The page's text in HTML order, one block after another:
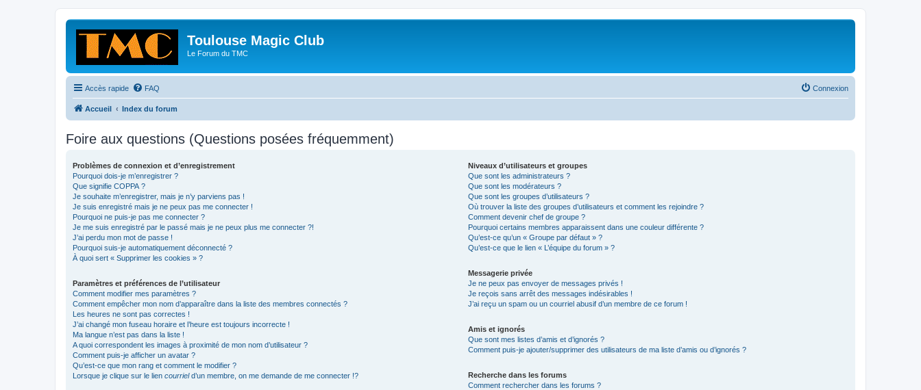
Toulouse Magic Club
Le Forum du TMC
Accès rapide FAQ Connexion
Accueil Index du forum
Foire aux questions (Questions posées fréquemment)
Problèmes de connexion et d’enregistrement
Pourquoi dois-je m’enregistrer ?
Que signifie COPPA ?
Je souhaite m’enregistrer, mais je n’y parviens pas !
Je suis enregistré mais je ne peux pas me connecter !
Pourquoi ne puis-je pas me connecter ?
Je me suis enregistré par le passé mais je ne peux plus me connecter ?!
J’ai perdu mon mot de passe !
Pourquoi suis-je automatiquement déconnecté ?
À quoi sert « Supprimer les cookies » ?
Paramètres et préférences de l’utilisateur
Comment modifier mes paramètres ?
Comment empêcher mon nom d’apparaître dans la liste des membres connectés ?
Les heures ne sont pas correctes !
J’ai changé mon fuseau horaire et l’heure est toujours incorrecte !
Ma langue n’est pas dans la liste !
A quoi correspondent les images à proximité de mon nom d’utilisateur ?
Comment puis-je afficher un avatar ?
Qu’est-ce que mon rang et comment le modifier ?
Lorsque je clique sur le lien courrield’un membre, on me demande de me connecter !?
Niveaux d’utilisateurs et groupes
Que sont les administrateurs ?
Que sont les modérateurs ?
Que sont les groupes d’utilisateurs ?
Où trouver la liste des groupes d’utilisateurs et comment les rejoindre ?
Comment devenir chef de groupe ?
Pourquoi certains membres apparaissent dans une couleur différente ?
Qu’est-ce qu’un « Groupe par défaut » ?
Qu’est-ce que le lien « L’équipe du forum » ?
Messagerie privée
Je ne peux pas envoyer de messages privés !
Je reçois sans arrêt des messages indésirables !
J’ai reçu un spam ou un courriel abusif d’un membre de ce forum !
Amis et ignorés
Que sont mes listes d’amis et d’ignorés ?
Comment puis-je ajouter/supprimer des utilisateurs de ma liste d’amis ou d’ignorés ?
Recherche dans les forums
Comment rechercher dans les forums ?